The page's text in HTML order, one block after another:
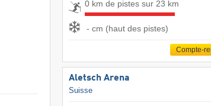
0 km de pistes sur 23 km
- cm (haut des pistes)
Compte-
Aletsch Arena
Suisse